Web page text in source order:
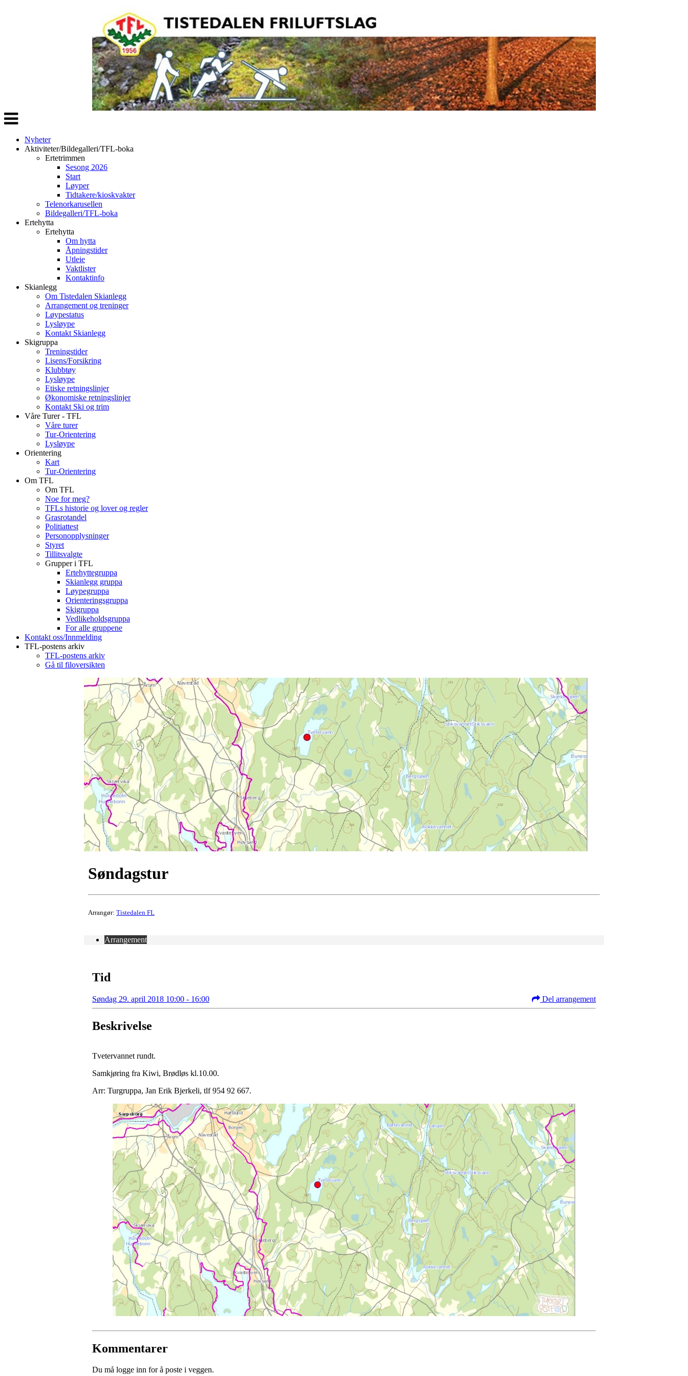
Veksle
navigasjon
Nyheter
Aktiviteter/Bildegalleri/TFL-boka
Ertetrimmen
Sesong 2026
Start
Løyper
Tidtakere/kioskvakter
Telenorkarusellen
Bildegalleri/TFL-boka
Ertehytta
Ertehytta
Om hytta
Åpningstider
Utleie
Vaktlister
Kontaktinfo
Skianlegg
Om Tistedalen Skianlegg
Arrangement og treninger
Løypestatus
Lysløype
Kontakt Skianlegg
Skigruppa
Treningstider
Lisens/Forsikring
Klubbtøy
Lysløype
Etiske retningslinjer
Økonomiske retningslinjer
Kontakt Ski og trim
Våre Turer - TFL
Våre turer
Tur-Orientering
Lysløype
Orientering
Kart
Tur-Orientering
Om TFL
Om TFL
Noe for meg?
TFLs historie og lover og regler
Grasrotandel
Politiattest
Personopplysninger
Styret
Tillitsvalgte
Grupper i TFL
Ertehyttegruppa
Skianlegg gruppa
Løypegruppa
Orienteringsgruppa
Skigruppa
Vedlikeholdsgruppa
For alle gruppene
Kontakt oss/Innmelding
TFL-postens arkiv
TFL-postens arkiv
Gå til filoversikten
Søndagstur
Arrangør: Tistedalen FL
Arrangement
Tid
Søndag 29. april 2018 10:00 - 16:00 Del arrangement
Beskrivelse
Tvetervannet rundt.
Samkjøring fra Kiwi, Brødløs kl.10.00.
Arr: Turgruppa, Jan Erik Bjerkeli, tlf 954 92 667.
Kommentarer
Du må logge inn for å poste i veggen.